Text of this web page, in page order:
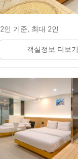
2인 기준, 최대 2인
객실정보 더보기